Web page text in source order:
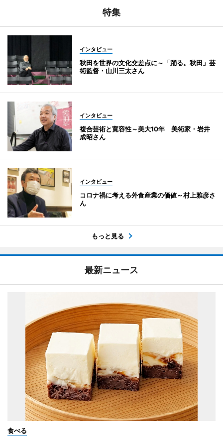
特集
インタビュー
秋田を世界の文化交差点に～「踊る。秋田」芸
術監督・山川三太さん
インタビュー
複合芸術と寛容性～美大10年 美術家・岩井
成昭さん
インタビュー
コロナ禍に考える外食産業の価値～村上雅彦さ
ん
もっと見る
最新ニュース
食べる